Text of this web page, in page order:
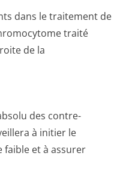
dans le traitement de
traité
de la
des contre-
à initier le
et à assurer